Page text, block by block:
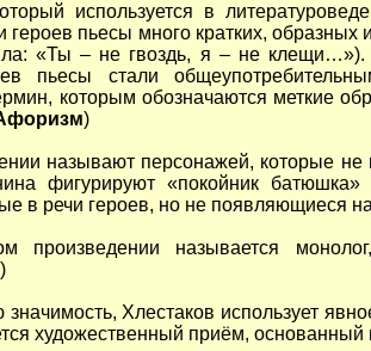
используется в
пьесы много кратких,
«Ты – не гвоздь, я – не
пьесы стали
которым обозначаются меткие
)
называют персонажей, которые
фигурируют «покойник
в речи героев, но не появляющиеся
произведении называется
)
Хлестаков использует
художественный приём, основанный